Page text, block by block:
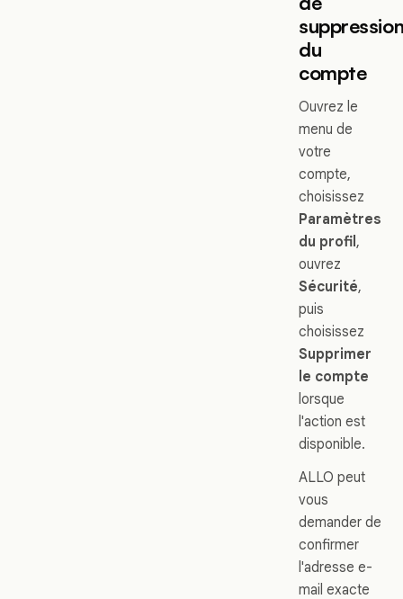
du
compte
Ouvrez le
menu de
votre
compte,
choisissez
Paramètres
du profil ,
ouvrez
Sécurité,
puis
choisissez
Supprimer
le compte
lorsque
l'action est
disponible.
ALLO peut
vous
demander de
confirmer
l'adresse e-
mail exacte